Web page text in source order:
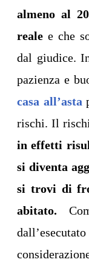
almeno al
reale e che
dal giudice.
pazienza e
casa all’asta
rischi. Il
in effetti
si diventa
si trovi di
abitato.